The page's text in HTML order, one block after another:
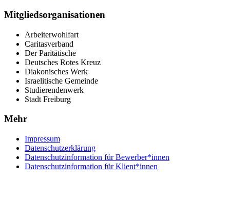
Mitgliedsorganisationen
Arbeiterwohlfart
Caritasverband
Der Paritätische
Deutsches Rotes Kreuz
Diakonisches Werk
Israelitische Gemeinde
Studierendenwerk
Stadt Freiburg
Mehr
Impressum
Datenschutzerklärung
Datenschutzinformation für Bewerber*innen
Datenschutzinformation für Klient*innen